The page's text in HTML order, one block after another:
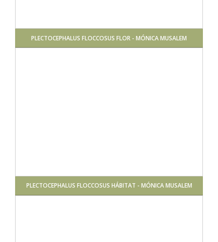
PLECTOCEPHALUS FLOCCOSUS FLOR - MÓNICA MUSALEM
PLECTOCEPHALUS FLOCCOSUS HÁBITAT - MÓNICA MUSALEM